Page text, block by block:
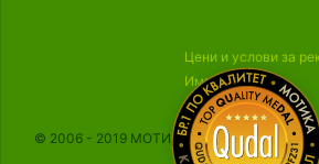
Цени и услови за
Импресум
© 2006 - 2019 МОТИКА, Сите права се